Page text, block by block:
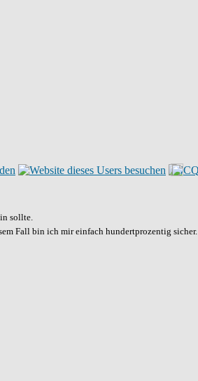
sollte.
Fall bin ich mir einfach hundertprozentig sicher.